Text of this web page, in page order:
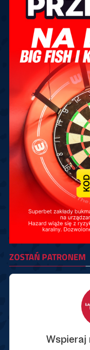
ZOSTAŃ PATRONEM